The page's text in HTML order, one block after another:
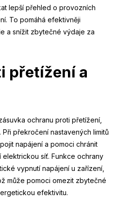
lepší přehled o provozních
To pomáhá efektivněji
a snížit zbytečné výdaje za
přetížení a
ochranu proti přetížení,
překročení nastavených limitů
napájení a pomoci chránit
síť. Funkce ochrany
vypnutí napájení u zařízení,
může pomoci omezit zbytečné
efektivitu.